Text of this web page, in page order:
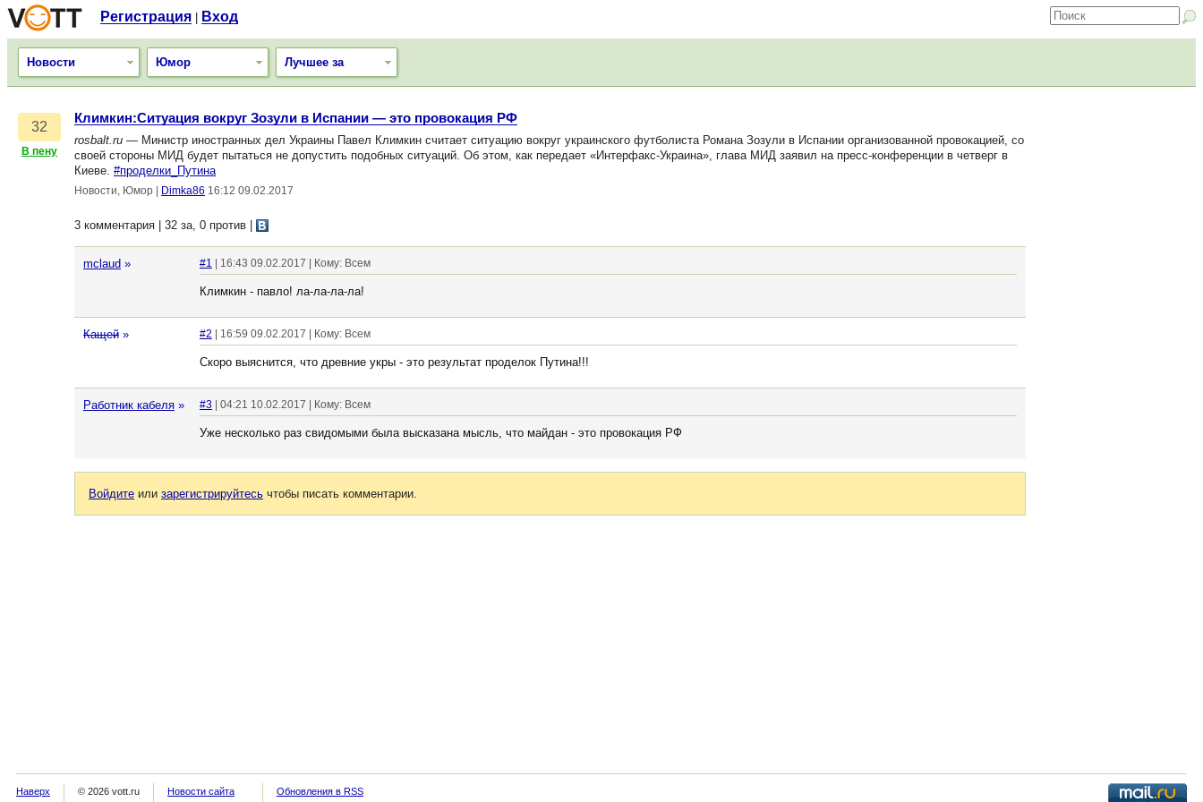
Регистрация Вход
Новости Юмор Лучшее за
32
В пену
Климкин:Ситуация вокруг Зозули в Испании — это провокация РФ
rosbalt.ru — Министр иностранных дел Украины Павел Климкин считает ситуацию вокруг украинского футболиста Романа Зозули в Испании организованной провокацией, со
своей стороны МИД будет пытаться не допустить подобных ситуаций. Об этом, как передает «Интерфакс-Украина», глава МИД заявил на пресс-конференции в четверг в
Киеве. #проделки_Путина
Новости, Юмор Dimka86 16:12 09.02.2017
3 комментария | 32 за, 0 против
mclaud » #1 | 16:43 09.02.2017 | Кому: Всем
Климкин - павло! ла-ла-ла-ла!
Кащей » #2 | 16:59 09.02.2017 | Кому: Всем
Скоро выяснится, что древние укры - это результат проделок Путина!!!
Работник кабеля » #3 | 04:21 10.02.2017 | Кому: Всем
Уже несколько раз свидомыми была высказана мысль, что майдан - это провокация РФ
Войдите или зарегистрируйтесь чтобы писать комментарии.
Наверх © 2026 vott.ru Новости сайта Обновления в RSS